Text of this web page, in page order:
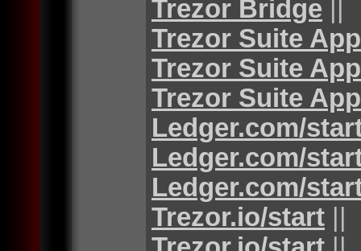
Trezor Bridge ||
Trezor Suite App
Trezor Suite App
Trezor Suite App
Ledger.com/
Ledger.com/
Ledger.com/
Trezor.io/start ||